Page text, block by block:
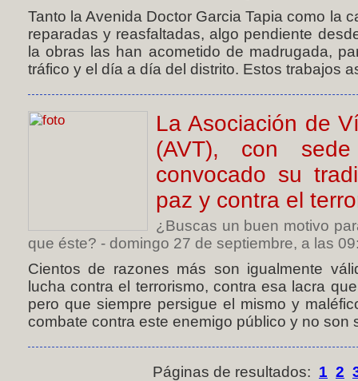
Tanto la Avenida Doctor Garcia Tapia como la
reparadas y reasfaltadas, algo pendiente
la obras las han acometido de madrugada,
tráfico y el día a día del distrito. Estos trabajos
La Asociación de
(AVT), con
convocado su
paz y contra el
¿Buscas un buen motivo
que éste? - domingo 27 de septiembre, a las
Cientos de razones más son igualmente
lucha contra el terrorismo, contra esa lacra
pero que siempre persigue el mismo y
combate contra este enemigo público y no son
Páginas de resultados: 1 2